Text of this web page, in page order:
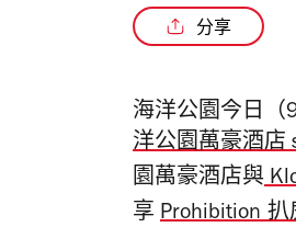
分享
海洋公園今日（
洋公園萬豪酒店
園萬豪酒店與
享 Prohibition 扒